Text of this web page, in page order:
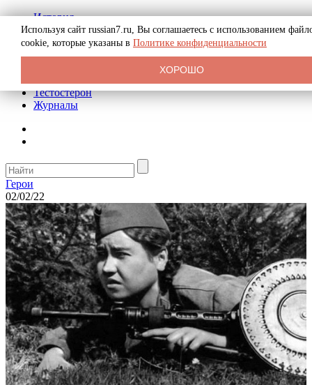
История
Биография
Криминал
Реклама на сайте
Тестостерон
Журналы
Герои
02/02/22
Используя сайт russian7.ru, Вы соглашаетесь с использованием
cookie, которые указаны в Политике конфиденциальности
ХОРОШО